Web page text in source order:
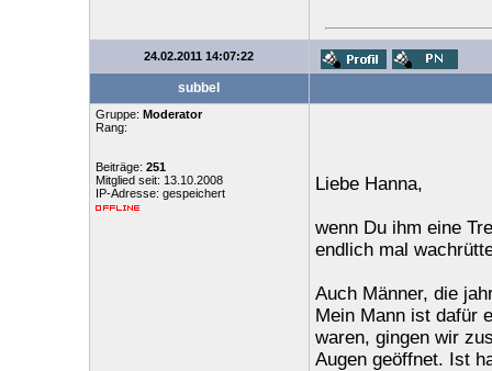
24.02.2011 14:07:22
subbel
Gruppe: Moderator
Rang:
Beiträge: 251
Mitglied seit: 13.10.2008
IP-Adresse: gespeichert
Liebe Hanna,
wenn Du ihm eine
endlich mal
Auch Männer, die
Mein Mann ist dafür
waren, gingen wir
Augen geöffnet. Ist